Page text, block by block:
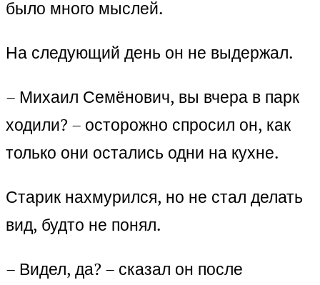
было много мыслей.
На следующий день он не выдержал.
– Михаил Семёнович, вы вчера в парк
ходили? – осторожно спросил он, как
только они остались одни на кухне.
Старик нахмурился, но не стал делать
вид, будто не понял.
– Видел, да? – сказал он после